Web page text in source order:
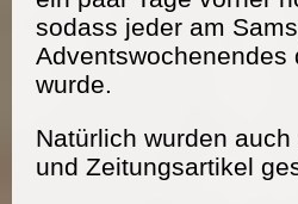
sodass jeder am
Adventswochenendes
wurde.
Natürlich wurden
und Zeitungsartikel